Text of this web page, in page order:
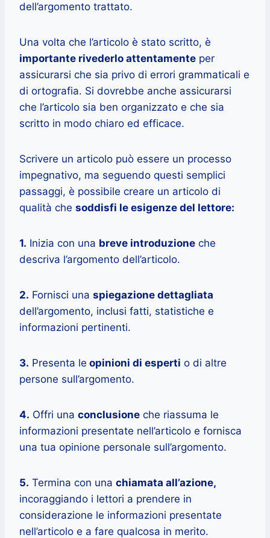
dell’argomento trattato.
Una volta che l’articolo è stato scritto, è
importante rivederlo attentamente per
assicurarsi che sia privo di errori grammaticali e
di ortografia. Si dovrebbe anche assicurarsi
che l’articolo sia ben organizzato e che sia
scritto in modo chiaro ed efficace.
Scrivere un articolo può essere un processo
impegnativo, ma seguendo questi semplici
passaggi, è possibile creare un articolo di
qualità che soddisfi le esigenze del lettore:
1. Inizia con una breve introduzione che
descriva l’argomento dell’articolo.
2. Fornisci una spiegazione dettagliata
dell’argomento, inclusi fatti, statistiche e
informazioni pertinenti.
3. Presenta le opinioni di esperti o di altre
persone sull’argomento.
4. Offri una conclusione che riassuma le
informazioni presentate nell’articolo e fornisca
una tua opinione personale sull’argomento.
5. Termina con una chiamata all’azione,
incoraggiando i lettori a prendere in
considerazione le informazioni presentate
nell’articolo e a fare qualcosa in merito.